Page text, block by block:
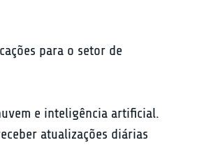
para o setor de
e inteligência artificial.
atualizações diárias